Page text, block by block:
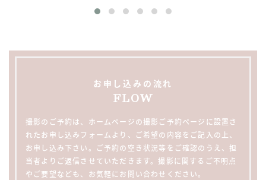
お申し込みの流れ
FLOW
撮影のご予約は、ホームページの撮影ご予約ページに設置さ
れたお申し込みフォームより、ご希望の内容をご記入の上、
お申し込み下さい。ご予約の空き状況等をご確認のうえ、担
当者よりご返信させていただきます。撮影に関するご不明点
やご要望なども、お気軽にお問い合わせください。